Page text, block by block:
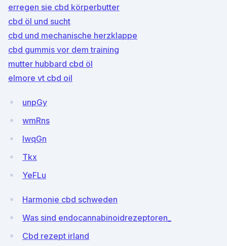
erregen sie cbd körperbutter
cbd öl und sucht
cbd und mechanische herzklappe
cbd gummis vor dem training
mutter hubbard cbd öl
elmore vt cbd oil
unpGy
wmRns
IwqGn
Tkx
YeFLu
Harmonie cbd schweden
Was sind endocannabinoidrezeptoren_
Cbd rezept irland